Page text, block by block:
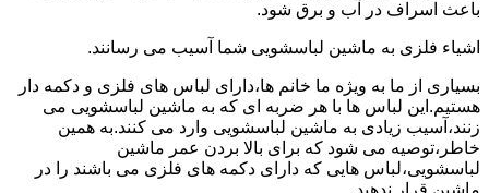
باعث اسراف در آب و برق شود.
اشیاء فلزی به ماشین لباسشویی شما آسیب می رسانند.
بسیاری از ما به ویژه ما خانم ها،دارای لباس های فلزی و دکمه دار
هستیم.این لباس ها با هر ضربه ای که به ماشین لباسشویی می
زنند،آسیب زیادی به ماشین لباسشویی وارد می کنند.به همین
خاطر،توصیه می شود که برای بالا بردن عمر ماشین
لباسشویی،لباس هایی که دارای دکمه های فلزی می باشند را در
ماشین قرار ندهید.